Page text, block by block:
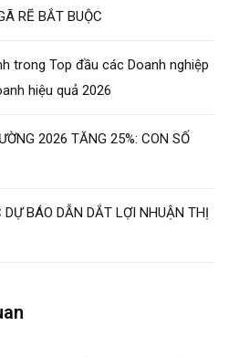
RẼ BẮT BUỘC
trong Top đầu các Doanh nghiệp
hiệu quả 2026
2026 TĂNG 25%: CON SỐ
BÁO DẪN DẮT LỢI NHUẬN THỊ